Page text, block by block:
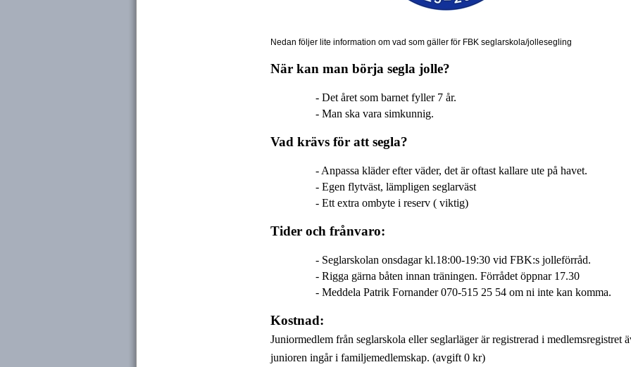
Nedan följer lite information om vad som gäller för FBK seglarskola/jollesegling
När kan man börja segla jolle?
- Det året som barnet fyller 7 år.
- Man ska vara simkunnig.
Vad krävs för att segla?
- Anpassa kläder efter väder, det är oftast kallare ute på havet.
- Egen flytväst, lämpligen seglarväst
- Ett extra ombyte i reserv ( viktig)
Tider och frånvaro:
- Seglarskolan onsdagarkl.18:00-19:30 vid FBK:s jolleförråd.
- Rigga gärna båten innan träningen. Förrådet öppnar 17.30
- Meddela Patrik Fornander 070-515 25 54 om ni inte kan komma.
Kostnad:
Juniormedlem från seglarskola eller seglarläger är registrerad i medlemsregistret
junioren ingår i familjemedlemskap. (avgift 0 kr)